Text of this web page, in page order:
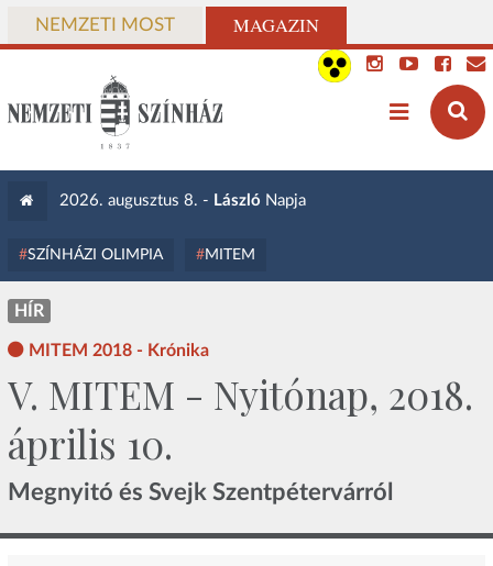
NEMZETI MOST MAGAZIN
2026. augusztus 8. - László Napja
SZÍNHÁZI OLIMPIA MITEM
HÍR
MITEM 2018 - Krónika
V. MITEM - Nyitónap, 2018.
április 10.
Megnyitó és Svejk Szentpétervárról